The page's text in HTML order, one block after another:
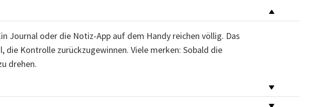
Journal oder die Notiz-App auf dem Handy reichen völlig. Das
Kontrolle zurückzugewinnen. Viele merken: Sobald die
drehen.